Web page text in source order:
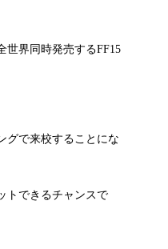
世界同時発売するFF15
グで来校することにな
トできるチャンスで